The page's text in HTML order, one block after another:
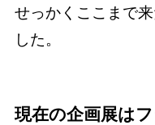
せっかくここまで
した。
現在の企画展は